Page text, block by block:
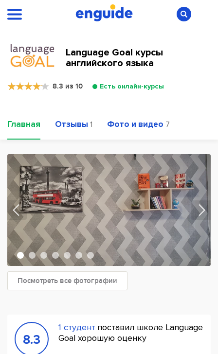
Language Goal курсы
английского языка
8.3 из 10 Есть онлайн-курсы
Главная Отзывы 1 Фото и видео 7
Посмотреть все фотографии
8.3
1 студент поставил школе Language
Goal хорошую оценку